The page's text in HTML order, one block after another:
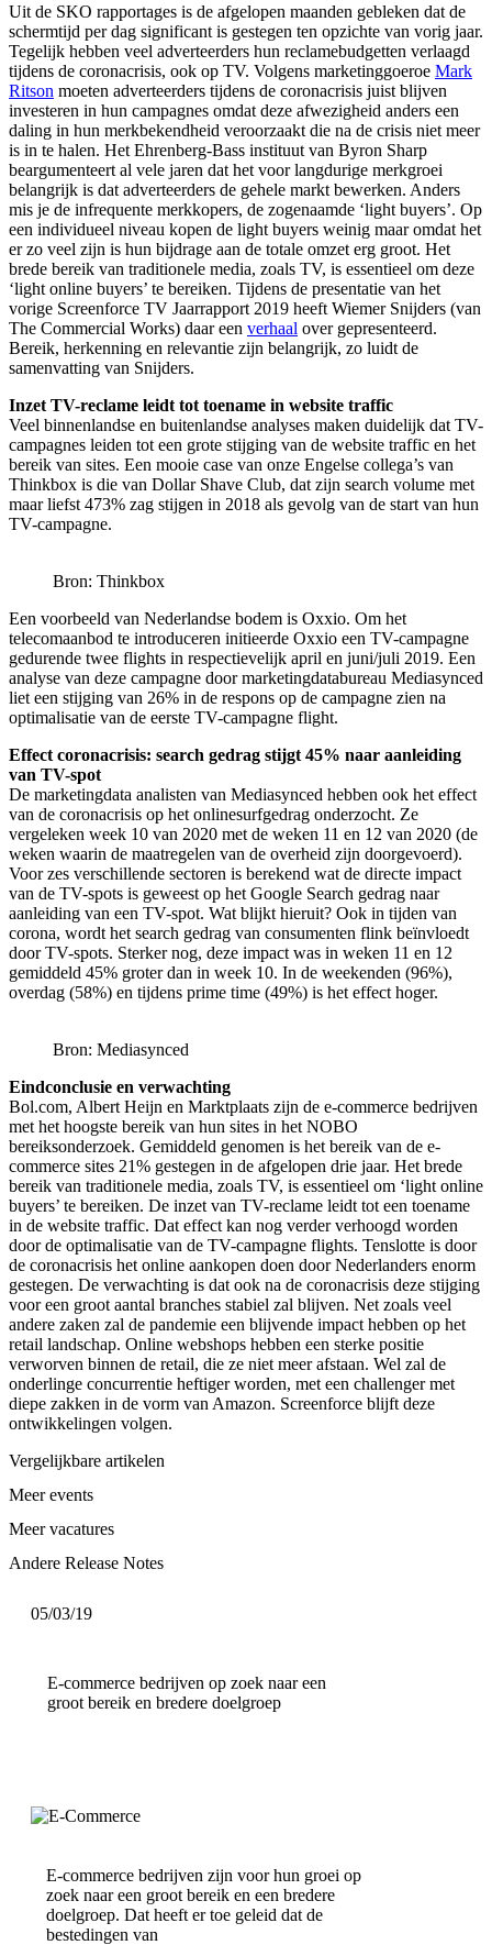
Uit de SKO rapportages is de afgelopen maanden gebleken dat de
schermtijd per dag significant is gestegen ten opzichte van vorig jaar.
Tegelijk hebben veel adverteerders hun reclamebudgetten verlaagd
tijdens de coronacrisis, ook op TV. Volgens marketinggoeroe Mark
Ritson moeten adverteerders tijdens de coronacrisis juist blijven
investeren in hun campagnes omdat deze afwezigheid anders een
daling in hun merkbekendheid veroorzaakt die na de crisis niet meer
is in te halen. Het Ehrenberg-Bass instituut van Byron Sharp
beargumenteert al vele jaren dat het voor langdurige merkgroei
belangrijk is dat adverteerders de gehele markt bewerken. Anders
mis je de infrequente merkkopers, de zogenaamde ‘light buyers’. Op
een individueel niveau kopen de light buyers weinig maar omdat het
er zo veel zijn is hun bijdrage aan de totale omzet erg groot. Het
brede bereik van traditionele media, zoals TV, is essentieel om deze
‘light online buyers’ te bereiken. Tijdens de presentatie van het
vorige Screenforce TV Jaarrapport 2019 heeft Wiemer Snijders (van
The Commercial Works) daar een verhaal over gepresenteerd.
Bereik, herkenning en relevantie zijn belangrijk, zo luidt de
samenvatting van Snijders.
Inzet TV-reclame leidt tot toename in website traffic
Veel binnenlandse en buitenlandse analyses maken duidelijk dat TV-
campagnes leiden tot een grote stijging van de website traffic en het
bereik van sites. Een mooie case van onze Engelse collega’s van
Thinkbox is die van Dollar Shave Club, dat zijn search volume met
maar liefst 473% zag stijgen in 2018 als gevolg van de start van hun
TV-campagne.
Bron: Thinkbox
Een voorbeeld van Nederlandse bodem is Oxxio. Om het
telecomaanbod te introduceren initieerde Oxxio een TV-campagne
gedurende twee flights in respectievelijk april en juni/juli 2019. Een
analyse van deze campagne door marketingdatabureau Mediasynced
liet een stijging van 26% in de respons op de campagne zien na
optimalisatie van de eerste TV-campagne flight.
Effect coronacrisis: search gedrag stijgt 45% naar aanleiding
van TV-spot
De marketingdata analisten van Mediasynced hebben ook het effect
van de coronacrisis op het onlinesurfgedrag onderzocht. Ze
vergeleken week 10 van 2020 met de weken 11 en 12 van 2020 (de
weken waarin de maatregelen van de overheid zijn doorgevoerd).
Voor zes verschillende sectoren is berekend wat de directe impact
van de TV-spots is geweest op het Google Search gedrag naar
aanleiding van een TV-spot. Wat blijkt hieruit? Ook in tijden van
corona, wordt het search gedrag van consumenten flink beïnvloedt
door TV-spots. Sterker nog, deze impact was in weken 11 en 12
gemiddeld 45% groter dan in week 10. In de weekenden (96%),
overdag (58%) en tijdens prime time (49%) is het effect hoger.
Bron: Mediasynced
Eindconclusie en verwachting
Bol.com, Albert Heijn en Marktplaats zijn de e-commerce bedrijven
met het hoogste bereik van hun sites in het NOBO
bereiksonderzoek. Gemiddeld genomen is het bereik van de e-
commerce sites 21% gestegen in de afgelopen drie jaar. Het brede
bereik van traditionele media, zoals TV, is essentieel om ‘light online
buyers’ te bereiken. De inzet van TV-reclame leidt tot een toename
in de website traffic. Dat effect kan nog verder verhoogd worden
door de optimalisatie van de TV-campagne flights. Tenslotte is door
de coronacrisis het online aankopen doen door Nederlanders enorm
gestegen. De verwachting is dat ook na de coronacrisis deze stijging
voor een groot aantal branches stabiel zal blijven. Net zoals veel
andere zaken zal de pandemie een blijvende impact hebben op het
retail landschap. Online webshops hebben een sterke positie
verworven binnen de retail, die ze niet meer afstaan. Wel zal de
onderlinge concurrentie heftiger worden, met een challenger met
diepe zakken in de vorm van Amazon. Screenforce blijft deze
ontwikkelingen volgen.
Vergelijkbare artikelen
Meer events
Meer vacatures
Andere Release Notes
05/03/19
E-commerce bedrijven op zoek naar een
groot bereik en bredere doelgroep
E-commerce bedrijven zijn voor hun groei op
zoek naar een groot bereik en een bredere
doelgroep. Dat heeft er toe geleid dat de
bestedingen van